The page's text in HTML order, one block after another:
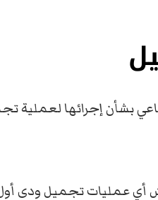
بشأن إجرائها لعملية
عمليات تجميل ودى